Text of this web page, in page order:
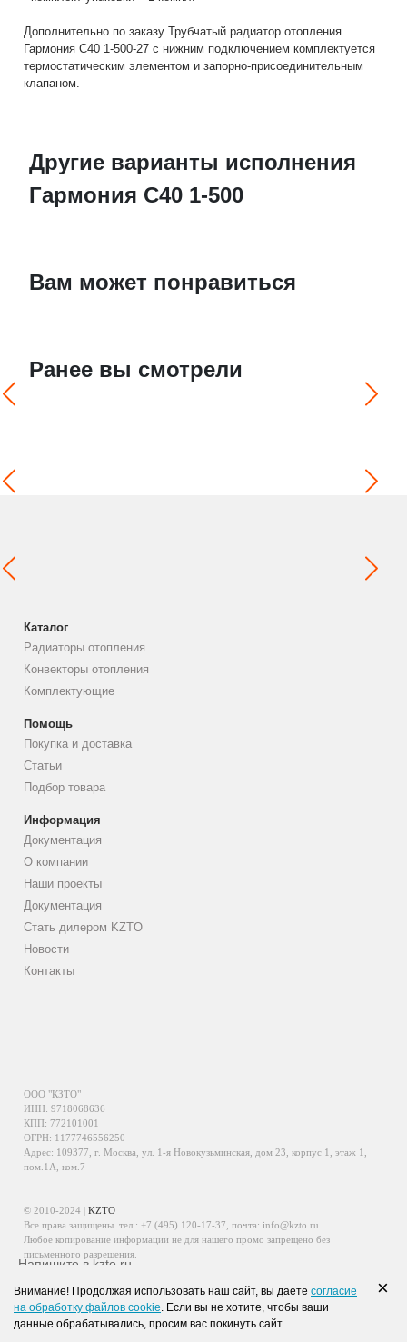
Дополнительно по заказу Трубчатый радиатор отопления
Гармония С40 1-500-27 с нижним подключением комплектуется
термостатическим элементом и запорно-присоединительным
клапаном.
Другие варианты исполнения
Гармония С40 1-500
Вам может понравиться
Ранее вы смотрели
Каталог
Радиаторы отопления
Конвекторы отопления
Комплектующие
Помощь
Покупка и доставка
Статьи
Подбор товара
Информация
Документация
О компании
Наши проекты
Документация
Стать дилером KZTO
Новости
Контакты
ООО "КЗТО"
ИНН: 9718068636
КПП: 772101001
ОГРН: 1177746556250
Адрес: 109377, г. Москва, ул. 1-я Новокузьминская, дом 23, корпус 1, этаж 1,
пом.1А, ком.7
© 2010-2024 |KZTO
Все права защищены. тел.: +7 (495) 120-17-37 , почта: info@kzto.ru
Любое копирование информации не для нашего промо запрещено без
письменного разрешения.
Информация, размещенная на сайте, не является публичной офертой.
Политика обработки персональных данных
Политика конфиденциальности персональных данных
Напишите в kzto.ru
WhatsApp
Telegram
×
Внимание! Продолжая использовать наш сайт, вы даете согласие
на обработку файлов cookie. Если вы не хотите, чтобы ваши
данные обрабатывались, просим вас покинуть сайт.